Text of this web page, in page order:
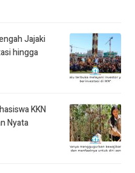
Jajaki
hingga
KKN
Nyata